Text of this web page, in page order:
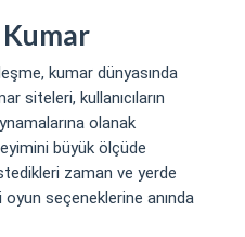
kumar dünyasında
siteleri, kullanıcıların
olanak
büyük ölçüde
zaman ve yerde
seçeneklerine anında